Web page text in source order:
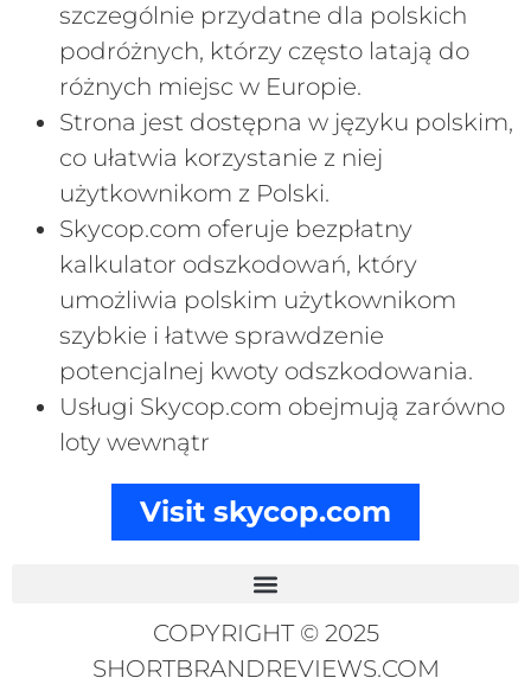
szczególnie przydatne dla polskich
podróżnych, którzy często latają do
różnych miejsc w Europie.
Strona jest dostępna w języku polskim,
co ułatwia korzystanie z niej
użytkownikom z Polski.
Skycop.com oferuje bezpłatny
kalkulator odszkodowań, który
umożliwia polskim użytkownikom
szybkie i łatwe sprawdzenie
potencjalnej kwoty odszkodowania.
Usługi Skycop.com obejmują zarówno
loty wewnątr
Visit skycop.com
COPYRIGHT © 2025
SHORTBRANDREVIEWS.COM